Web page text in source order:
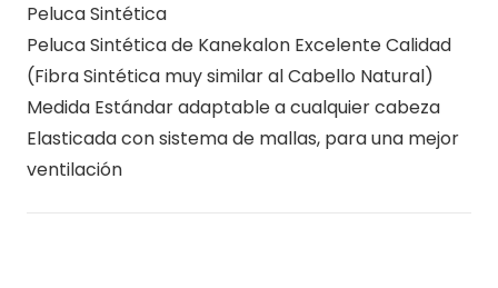
Peluca Sintética
Peluca Sintética de Kanekalon Excelente Calidad
(Fibra Sintética muy similar al Cabello Natural)
Medida Estándar adaptable a cualquier cabeza
Elasticada con sistema de mallas, para una mejor
ventilación